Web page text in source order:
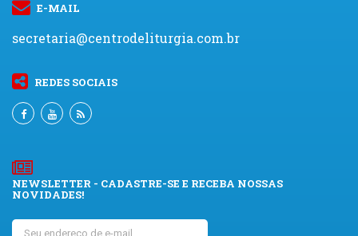
E-MAIL
secretaria@centrodeliturgia.com.br
REDES SOCIAIS
NEWSLETTER - CADASTRE-SE E RECEBA NOSSAS
NOVIDADES!